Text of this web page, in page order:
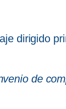
dirigido
de